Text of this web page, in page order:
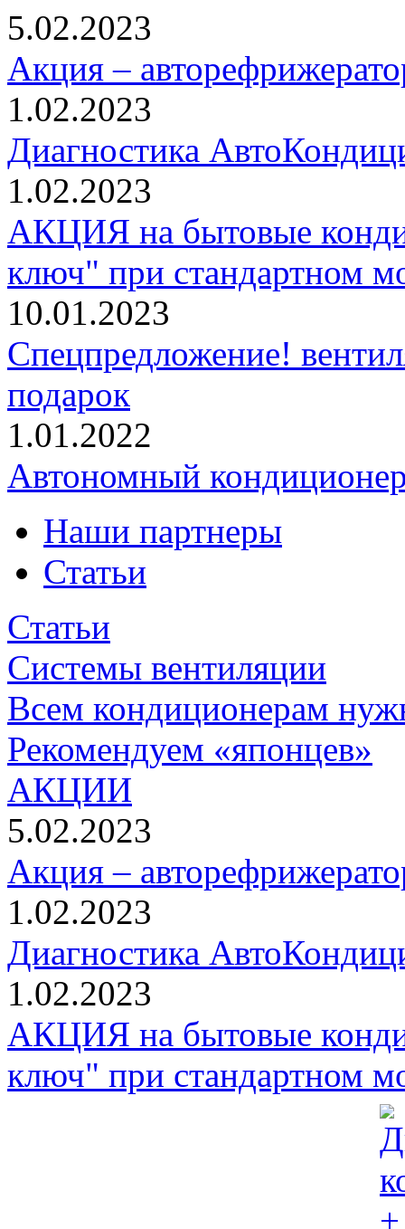
5.02.2023
Акция –
1.02.2023
Диагностика
1.02.2023
АКЦИЯ на бытовые
ключ" при стандартном
10.01.2023
Спецпредложение!
подарок
1.01.2022
Автономный
Наши партнеры
Статьи
Статьи
Системы вентиляции
Всем кондиционерам
Рекомендуем «японцев»
АКЦИИ
5.02.2023
Акция –
1.02.2023
Диагностика
1.02.2023
АКЦИЯ на бытовые
ключ" при стандартном